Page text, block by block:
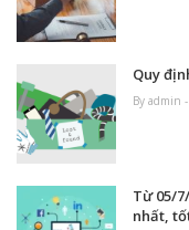
Quy
By admin
Từ 05/
nhất,